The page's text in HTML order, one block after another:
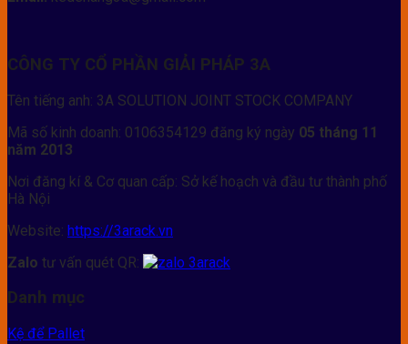
CÔNG TY CỔ PHẦN GIẢI PHÁP 3A
Tên tiếng anh: 3A SOLUTION JOINT STOCK COMPANY
Mã số kinh doanh: 0106354129 đăng ký ngày 05 tháng 11
năm 2013
Nơi đăng kí & Cơ quan cấp: Sở kế hoạch và đầu tư thành phố
Hà Nội
Website: https://3arack.vn
Zalo tư vấn quét QR:
Danh mục
Kệ để Pallet